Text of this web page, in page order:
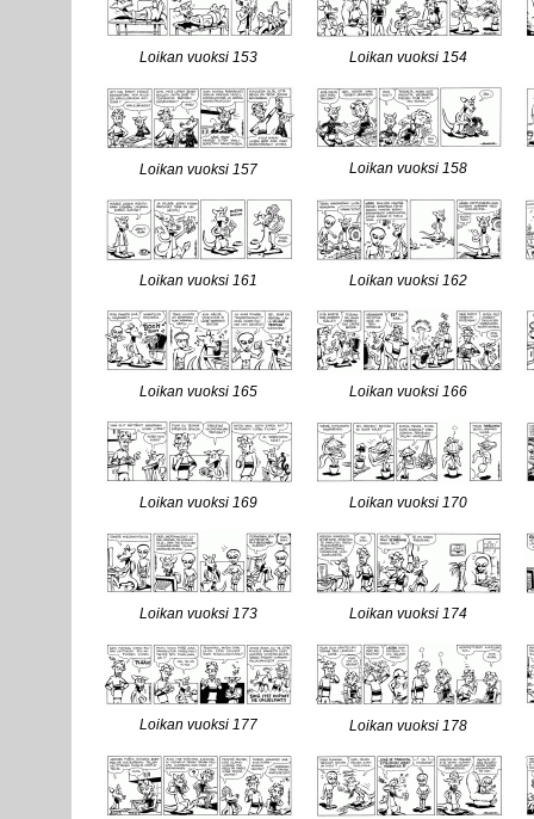
Loikan vuoksi 153 Loikan vuoksi 154
Loikan vuoksi 157 Loikan vuoksi 158
Loikan vuoksi 161 Loikan vuoksi 162
Loikan vuoksi 165 Loikan vuoksi 166
Loikan vuoksi 169 Loikan vuoksi 170
Loikan vuoksi 173 Loikan vuoksi 174
Loikan vuoksi 177 Loikan vuoksi 178